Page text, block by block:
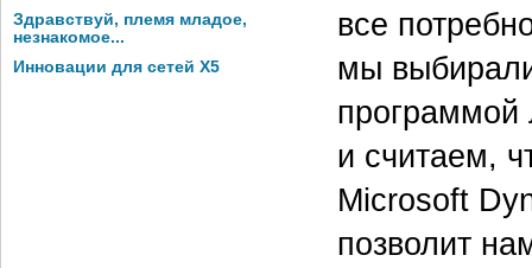
Здравствуй, племя младое,
незнакомое...
Инновации для сетей X5
все
мы
программой
и считаем,
Microsoft
позволит